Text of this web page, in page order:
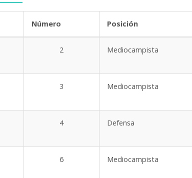
Número Posición
2 Mediocampista
3 Mediocampista
4 Defensa
6 Mediocampista